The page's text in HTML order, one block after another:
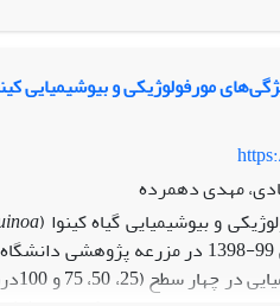
بسیار
مورفولوژیکی و بیوشیمیایی
مهدی دهمرده
و بیوشیمیایی گیاه کینوا (
بلوک‏های کامل تصادفی با سه تکرار در